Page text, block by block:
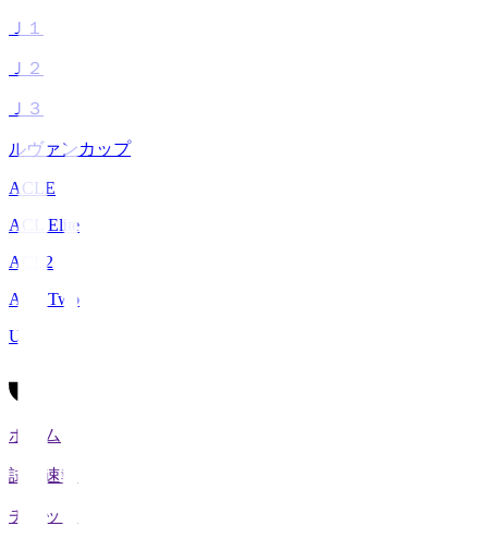
Ｊ１
Ｊ２
Ｊ３
ルヴァンカップ
ACLE
ACL Elite
ACL2
ACL Two
U-21
ホーム
試合速報
チケット